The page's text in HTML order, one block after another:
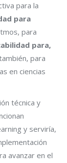
para la
para
para
para,
para
en ciencias
técnica y
y serviría,
avanzar en el